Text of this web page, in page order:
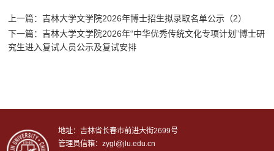
上一篇：吉林大学文学院2026年博士招生拟录取名单公示（2）
下一篇：吉林大学文学院2026年“中华优秀传统文化专项计划”博士研
究生进入复试人员公示及复试安排
地址：吉林省长春市前进大街2699号
管理员信箱：zygl@jlu.edu.cn